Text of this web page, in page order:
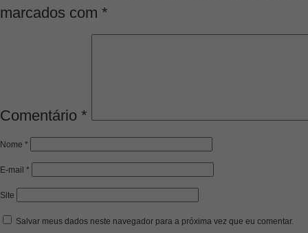
marcados com *
Comentário *
Nome *
E-mail *
Site
Salvar meus dados neste navegador para a próxima vez que eu comentar.